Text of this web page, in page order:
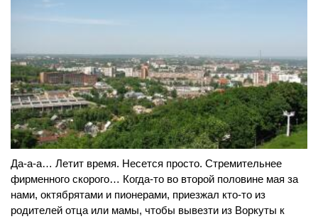
Да-а-а… Летит время. Несется просто. Стремительнее
фирменного скорого… Когда-то во второй половине мая за
нами, октябрятами и пионерами, приезжал кто-то из
родителей отца или мамы, чтобы вывезти из Воркуты к